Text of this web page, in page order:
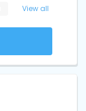
View all